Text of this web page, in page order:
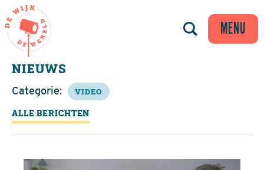
MENU
NIEUWS
Categorie: VIDEO
ALLE BERICHTEN